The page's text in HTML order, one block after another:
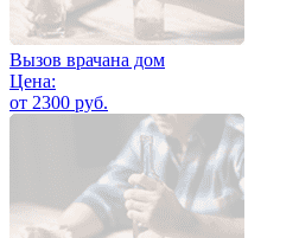
Вызов врачана дом
Цена:
от 2300 руб.